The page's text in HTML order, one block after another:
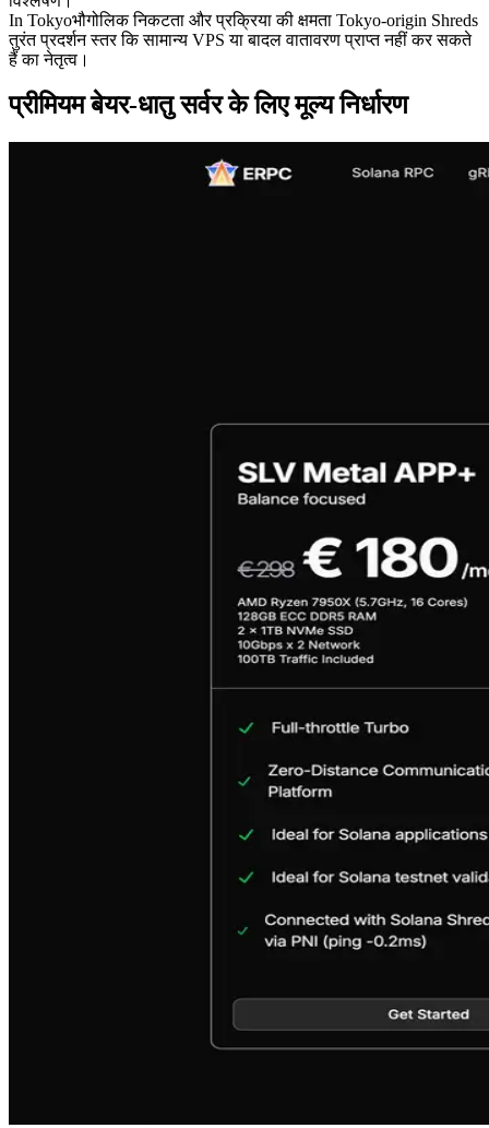
In Tokyoभौगोलिक निकटता और प्रक्रिया की क्षमता Tokyo-origin Shreds
तुरंत प्रदर्शन स्तर कि सामान्य VPS या बादल वातावरण प्राप्त नहीं कर सकते
हैं का नेतृत्व।
प्रीमियम बेयर-धातु सर्वर के लिए मूल्य निर्धारण